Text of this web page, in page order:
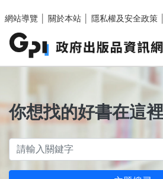
網站導覽
關於本站 隱私權及安全政策
你想找的好書在這裡